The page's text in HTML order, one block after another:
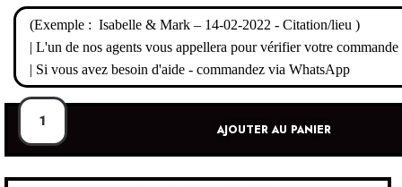
AJOUTER AU PANIER